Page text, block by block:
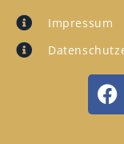
Impressum